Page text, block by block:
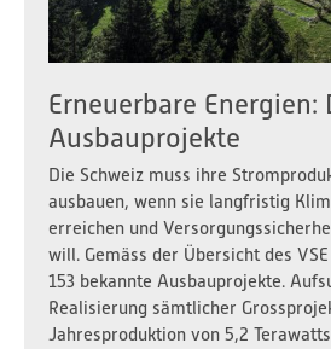
Erneuerbare Energien:
Ausbauprojekte
Die Schweiz muss ihre
ausbauen, wenn sie langfristig
erreichen und
will. Gemäss der Übersicht des
153 bekannte Ausbauprojekte.
Realisierung sämtlicher
Jahresproduktion von 5,2